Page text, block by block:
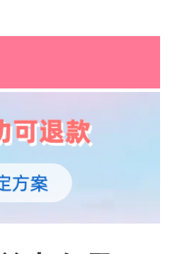
综合资讯
孕育知识